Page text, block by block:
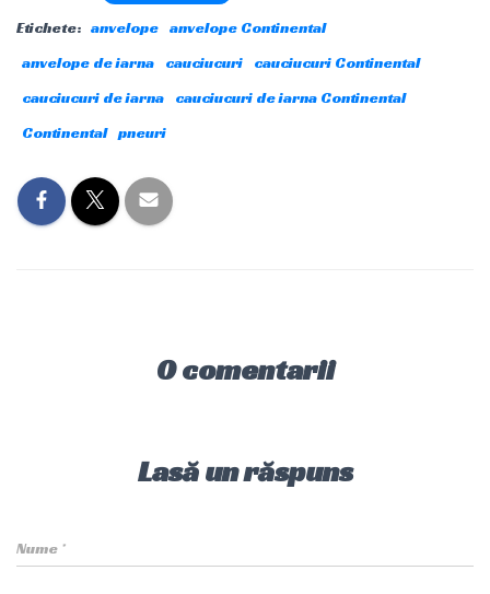
Etichete: anvelope anvelope Continental
anvelope de iarna
cauciucuri
cauciucuri Continental
cauciucuri de iarna
cauciucuri de iarna Continental
Continental pneuri
0 comentarii
Lasă un răspuns
Nume *